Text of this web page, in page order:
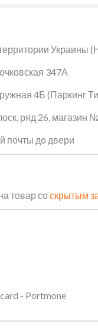
Украины
347А
4Б (Паркинг
ряд 26, магазин
почты до двери
товар соскрытым
- Portmone